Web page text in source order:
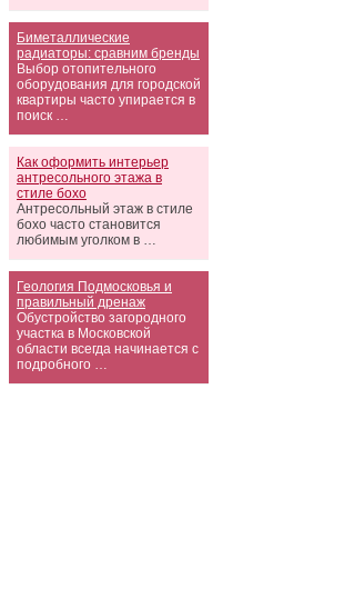
Биметаллические
радиаторы: сравним бренды
Выбор отопительного
оборудования для городской
квартиры часто упирается в
поиск …
Как оформить интерьер
антресольного этажа в
стиле бохо
Антресольный этаж в стиле
бохо часто становится
любимым уголком в …
Геология Подмосковья и
правильный дренаж
Обустройство загородного
участка в Московской
области всегда начинается с
подробного …